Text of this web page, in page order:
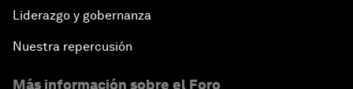
Liderazgo y gobernanza
Nuestra repercusión
Más información sobre el Foro